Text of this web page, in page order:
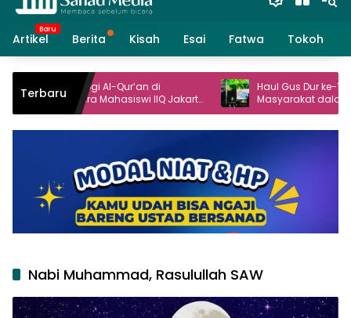
Artikel Berita Kisah Esai Fatwa Tokoh
Terbaru
Al-Qur’an di
Mahasiswi IIQ Jakarta
Haul Gus Dur ke-16 Angkat Peran
Masyarakat dalam Demokrasi
Nabi Muhammad, Rasulullah SAW